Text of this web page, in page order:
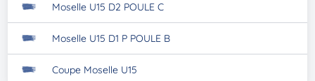
Moselle U15 D2 POULE C
Moselle U15 D1 P POULE B
Coupe Moselle U15